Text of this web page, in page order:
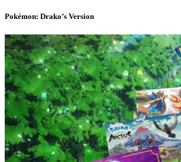
Pokémon: Drako’s Version